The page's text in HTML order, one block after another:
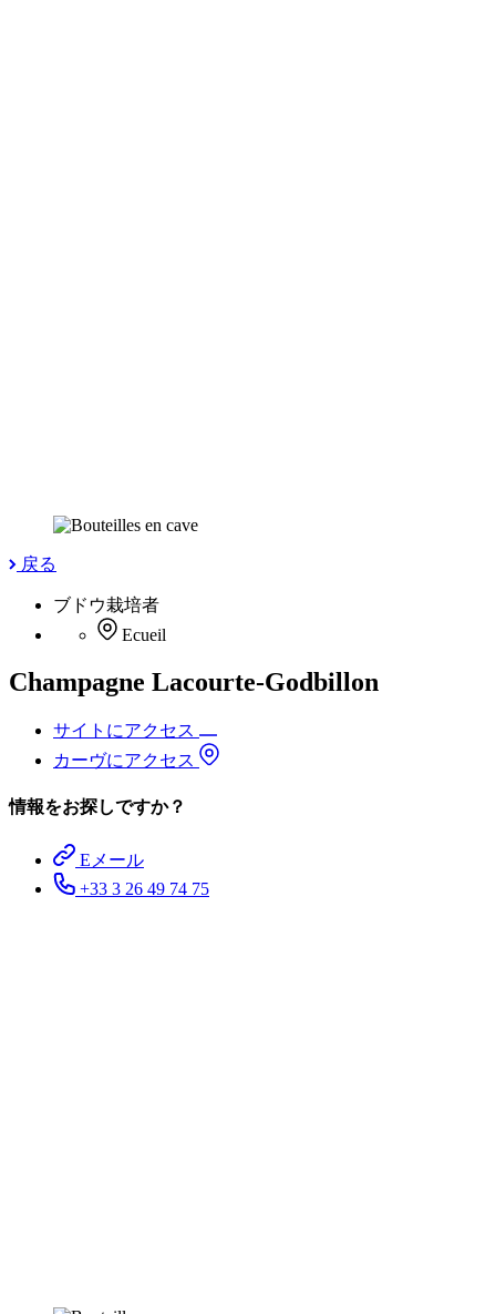
戻る
ブドウ栽培者
Ecueil
Champagne Lacourte-Godbillon
サイトにアクセス
カーヴにアクセス
情報をお探しですか？
Eメール
+33 3 26 49 74 75